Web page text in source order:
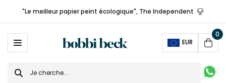
"Le meilleur papier peint écologique", The Independent
EUR
Cart
0
Search
for